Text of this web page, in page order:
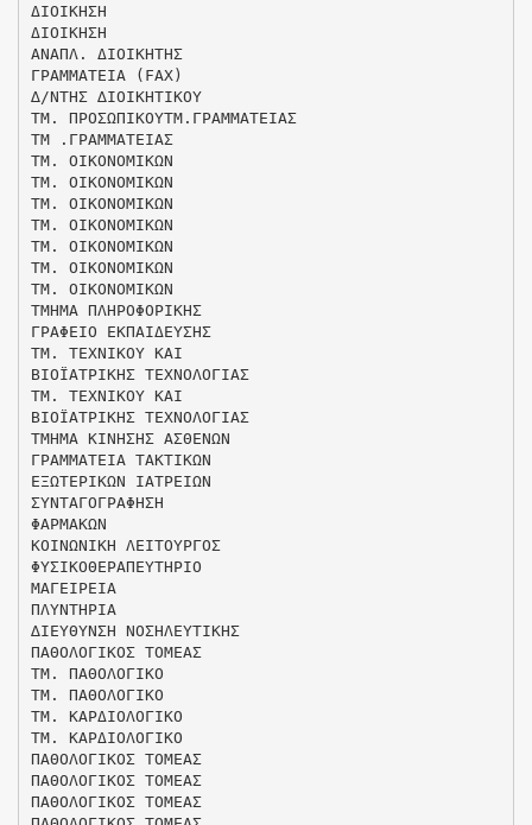
ΔΙΟΙΚΗΣΗ
ΔΙΟΙΚΗΣΗ
ΑΝΑΠΛ. ΔΙΟΙΚΗΤΗΣ
ΓΡΑΜΜΑΤΕΙΑ (FAX)
∆/ΝΤΗΣ ∆ΙΟΙΚΗΤΙΚΟΥ
ΤΜ. ΠΡΟΣΩΠΙΚΟΥΤΜ.ΓΡΑΜΜΑΤΕΙΑΣ
ΤΜ .ΓΡΑΜΜΑΤΕΙΑΣ
ΤΜ. ΟΙΚΟΝΟΜΙΚΩΝ
ΤΜ. ΟΙΚΟΝΟΜΙΚΩΝ
ΤΜ. ΟΙΚΟΝΟΜΙΚΩΝ
ΤΜ. ΟΙΚΟΝΟΜΙΚΩΝ
ΤΜ. ΟΙΚΟΝΟΜΙΚΩΝ
ΤΜ. ΟΙΚΟΝΟΜΙΚΩΝ
ΤΜ. ΟΙΚΟΝΟΜΙΚΩΝ
ΤΜΗΜΑ ΠΛΗΡΟΦΟΡΙΚΗΣ
ΓΡΑΦΕΙΟ ΕΚΠΑΙΔΕΥΣΗΣ
ΤΜ. ΤΕΧΝΙΚΟΥ ΚΑΙ
ΒΙΟΪΑΤΡΙΚΗΣ ΤΕΧΝΟΛΟΓΙΑΣ
ΤΜ. ΤΕΧΝΙΚΟΥ ΚΑΙ
ΒΙΟΪΑΤΡΙΚΗΣ ΤΕΧΝΟΛΟΓΙΑΣ
ΤΜΗΜΑ ΚΙΝΗΣΗΣ ΑΣΘΕΝΩΝ
ΓΡΑΜΜΑΤΕΙΑ ΤΑΚΤΙΚΩΝ
ΕΞΩΤΕΡΙΚΩΝ ΙΑΤΡΕΙΩΝ
ΣΥΝΤΑΓΟΓΡΑΦΗΣΗ
ΦΑΡΜΑΚΩΝ
ΚΟΙΝΩΝΙΚΗ ΛΕΙΤΟΥΡΓΟΣ
ΦΥΣΙΚΟΘΕΡΑΠΕΥΤΗΡΙΟ
ΜΑΓΕΙΡΕΙΑ
ΠΛΥΝΤΗΡΙΑ
∆ΙΕΥΘΥΝΣΗ ΝΟΣΗΛΕΥΤΙΚΗΣ
ΠΑΘΟΛΟΓΙΚΟΣ ΤΟΜΕΑΣ
ΤΜ. ΠΑΘΟΛΟΓΙΚΟ
ΤΜ. ΠΑΘΟΛΟΓΙΚΟ
ΤΜ. ΚΑΡΔΙΟΛΟΓΙΚΟ
ΤΜ. ΚΑΡΔΙΟΛΟΓΙΚΟ
ΠΑΘΟΛΟΓΙΚΟΣ ΤΟΜΕΑΣ
ΠΑΘΟΛΟΓΙΚΟΣ ΤΟΜΕΑΣ
ΠΑΘΟΛΟΓΙΚΟΣ ΤΟΜΕΑΣ